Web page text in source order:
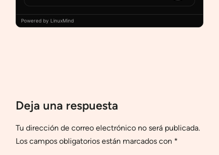
Powered by LinuxMind
Deja una respuesta
Tu dirección de correo electrónico no será publicada.
Los campos obligatorios están marcados con *